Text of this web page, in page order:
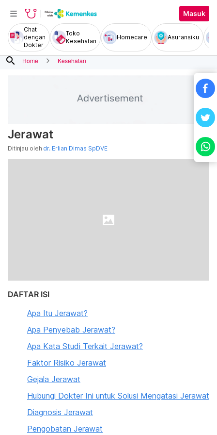
Masuk
Chat
dengan
Dokter
Toko
Kesehatan
Homecare Asuransiku
search Home Kesehatan
Jerawat
Ditinjau oleh dr. Erlian Dimas SpDVE
DAFTAR ISI
Apa Itu Jerawat?
Apa Penyebab Jerawat?
Apa Kata Studi Terkait Jerawat?
Faktor Risiko Jerawat
Gejala Jerawat
Hubungi Dokter Ini untuk Solusi Mengatasi Jerawat
Diagnosis Jerawat
Pengobatan Jerawat